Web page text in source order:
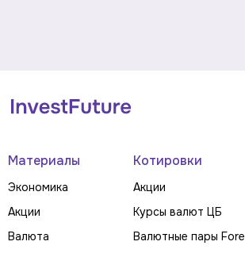
Материалы
Экономика
Акции
Валюта
Котировки
Акции
Курсы валют ЦБ
Валютные пары